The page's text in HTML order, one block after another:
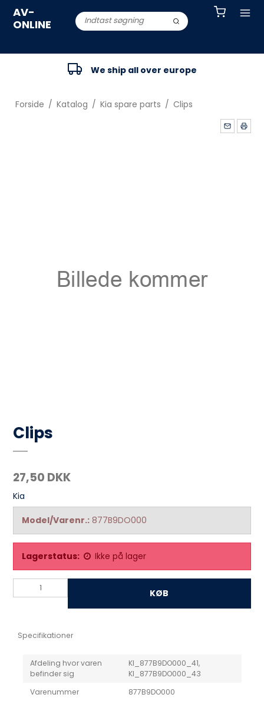
AV-
ONLINE
We ship all over europe
Forside / Katalog / Kia spare parts / Clips
Clips
27,50 DKK
Kia
Model/Varenr.: 877B9DO000
Lagerstatus: Ikke på lager
KØB
Specifikationer
Afdeling hvor varen
befinder sig
KI_877B9DO000_41,
KI_877B9DO000_43
Varenummer
877B9DO000